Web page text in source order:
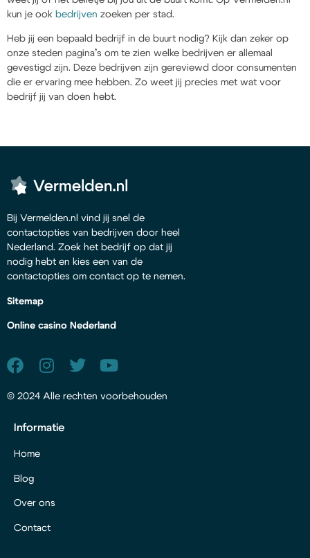
kun je ook bedrijven zoeken per stad.
Heb jij een bepaald bedrijf in de buurt nodig? Kijk dan zeker op
onze steden pagina’s om te zien welke bedrijven er allemaal
gevestigd zijn. Deze bedrijven zijn gereviewd door consumenten
die er ervaring mee hebben. Zo weet jij precies met wat voor
bedrijf jij van doen hebt.
Bij Vermelden.nl vind jij snel de
contactopties van bedrijven door heel
Nederland. Zoek het bedrijf op dat jij
nodig hebt en kies een van de
contactopties om contact op te nemen.
Sitemap
Online casino Nederland
© 2024 Alle rechten voorbehouden
Informatie
Home
Blog
Over ons
Contact